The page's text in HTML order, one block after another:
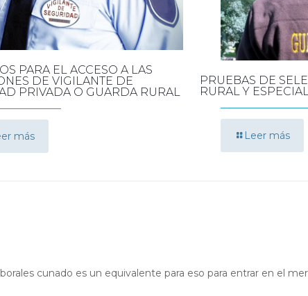
PARA EL ACCESO A LAS
DE VIGILANTE DE
PRIVADA O GUARDA RURAL
más
PRUEBAS DE
RURAL Y
Leer más
cunado es un equivalente para eso para entrar en el